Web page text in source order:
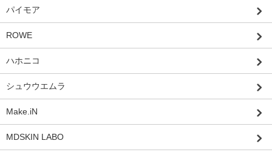
パイモア
ROWE
ハホニコ
シュウウエムラ
Make.iN
MDSKIN LABO